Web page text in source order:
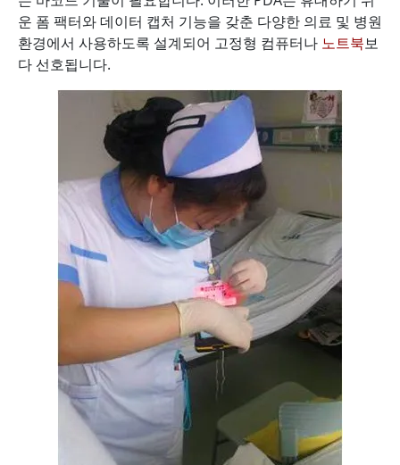
운 폼 팩터와 데이터 캡처 기능을 갖춘 다양한 의료 및 병원
환경에서 사용하도록 설계되어 고정형 컴퓨터나 노트북보
다 선호됩니다.